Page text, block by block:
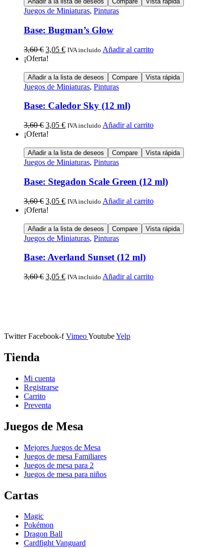
Juegos de Miniaturas, Pinturas
Base: Bugman’s Glow
3,60€ 3,05 € IVA incluido Añadir al carrito
¡Oferta!
Añadir a la lista de deseos Compare Vista rápida
Juegos de Miniaturas, Pinturas
Base: Caledor Sky (12 ml)
3,60€ 3,05 € IVA incluido Añadir al carrito
¡Oferta!
Añadir a la lista de deseos Compare Vista rápida
Juegos de Miniaturas, Pinturas
Base: Stegadon Scale Green (12 ml)
3,60€ 3,05 € IVA incluido Añadir al carrito
¡Oferta!
Añadir a la lista de deseos Compare Vista rápida
Juegos de Miniaturas, Pinturas
Base: Averland Sunset (12 ml)
3,60€ 3,05 € IVA incluido Añadir al carrito
Twitter Facebook-f VimeoYoutubeYelp
Tienda
Mi cuenta
Registrarse
Carrito
Preventa
Juegos de Mesa
Mejores Juegos de Mesa
Juegos de mesa Familiares
Juegos de mesa para 2
Juegos de mesa para niños
Cartas
Magic
Pokémon
Dragon Ball
Cardfight Vanguard